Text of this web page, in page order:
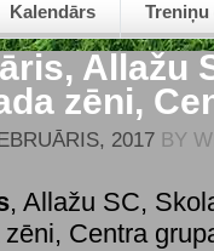
Kalendārs
Allažu
zēni,
2017 BY
, Allažu SC,
Centra